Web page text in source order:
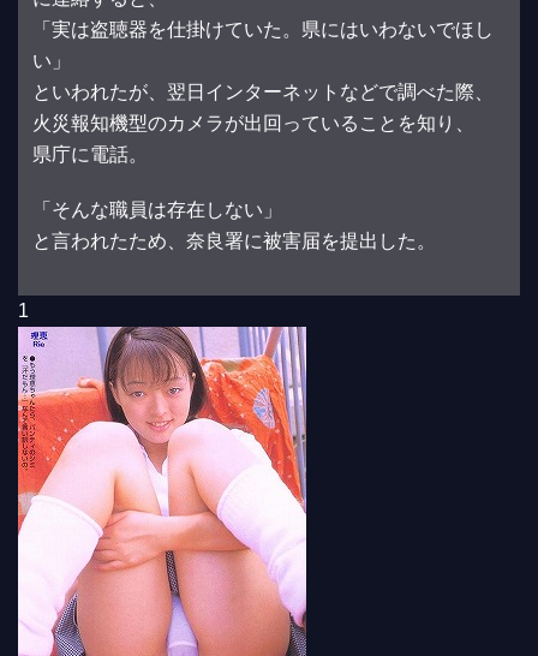
「実は盗聴器を仕掛けていた。県にはいわないでほし
い」
といわれたが、翌日インターネットなどで調べた際、
火災報知機型のカメラが出回っていることを知り、
県庁に電話。
「そんな職員は存在しない」
と言われたため、奈良署に被害届を提出した。
1